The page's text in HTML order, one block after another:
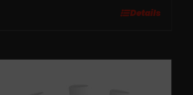
Details